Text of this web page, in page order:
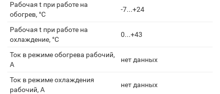
Рабочая t при работе на
обогрев, °С
-7...+24
Рабочая t при работе на
охлаждение, °С
0...+43
Ток в режиме обогрева рабочий,
А
нет данных
Ток в режиме охлаждения
рабочий, А
нет данных